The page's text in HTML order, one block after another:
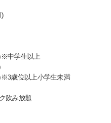
)
中学生以上
歳位以上小学生未満
飲み放題